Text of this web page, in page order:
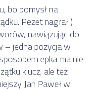
bo pomysł na
Pezet nagrał (i
nawiązując do
jedna pozycja w
epka ma nie
klucz, ale też
Jan Paweł w